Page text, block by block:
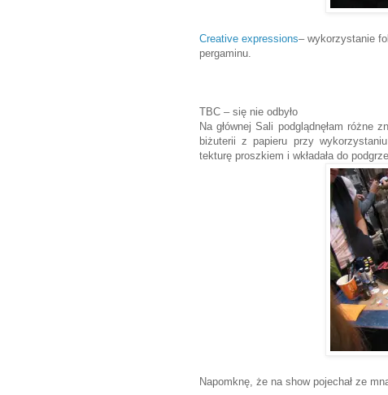
Creative expressions– wykorzystanie
pergaminu.
TBC – się nie odbyło
Na głównej Sali podglądnęłam różne
biżuterii z papieru przy
tekturę proszkiem i wkładała do
Napomknę, że na show pojechał ze